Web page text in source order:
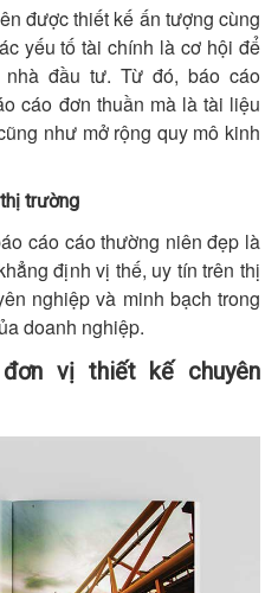
được thiết kế ấn tượng cùng
yếu tố tài chính là cơ hội để
đầu tư. Từ đó, báo cáo
cáo đơn thuần mà là tài liệu
như mở rộng quy mô kinh
trường
cáo cáo thường niên đẹp là
định vị thế, uy tín trên thị
nghiệp và minh bạch trong
doanh nghiệp.
vị thiết kế chuyên